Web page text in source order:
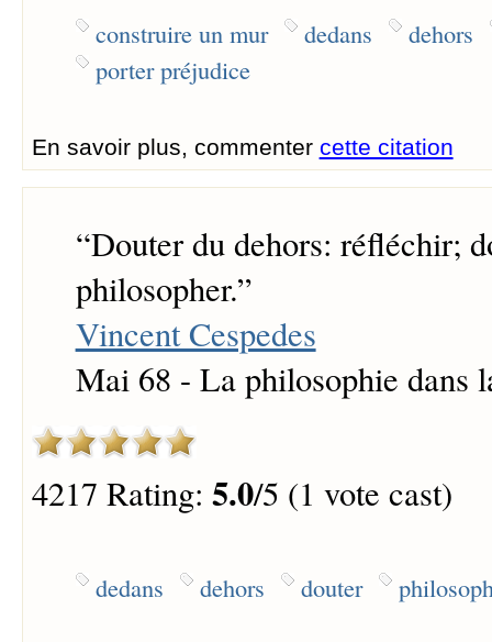
construire un mur dedans
dehors
porter préjudice
En savoir plus, commenter cette citation
“Douter du dehors: réfléchir;
philosopher.”
Vincent Cespedes
Mai 68 - La philosophie dans
4217 Rating: 5.0/5 (1 vote cast)
dedans dehors douter